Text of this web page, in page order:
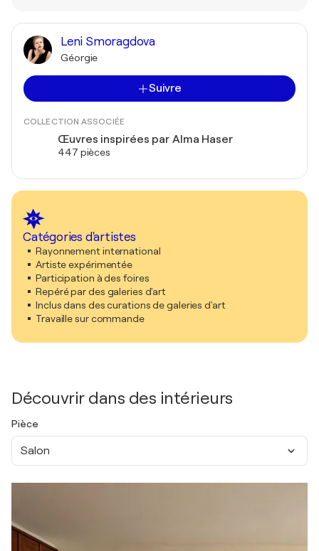
Leni Smoragdova
Géorgie
Suivre
COLLECTION ASSOCIÉE
Œuvres inspirées par Alma Haser
447 pièces
Catégories d'artistes
Rayonnement international
Artiste expérimentée
Participation à des foires
Repéré par des galeries d'art
Inclus dans des curations de galeries d'art
Travaille sur commande
Découvrir dans des intérieurs
Pièce
Salon